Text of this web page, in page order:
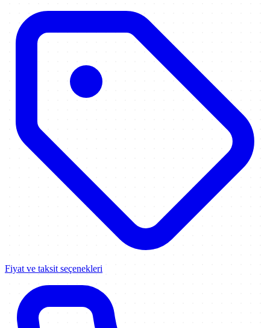
Fiyat ve taksit seçenekleri